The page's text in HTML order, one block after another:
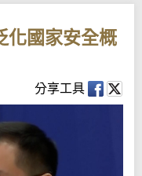
化國家安全概
分享工具